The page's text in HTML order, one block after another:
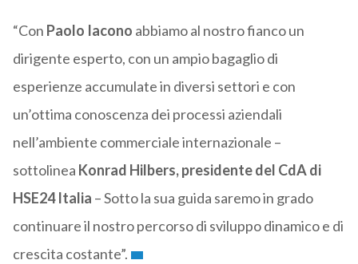
“Con Paolo Iacono abbiamo al nostro fianco un
dirigente esperto, con un ampio bagaglio di
esperienze accumulate in diversi settori e con
un’ottima conoscenza dei processi aziendali
nell’ambiente commerciale internazionale –
sottolinea Konrad Hilbers, presidente del CdA di
HSE24 Italia – Sotto la sua guida saremo in grado
continuare il nostro percorso di sviluppo dinamico e di
crescita costante”.